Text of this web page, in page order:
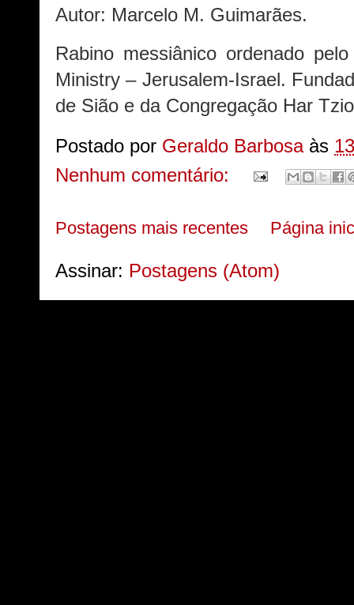
Autor: Marcelo M. Guimarães.
Rabino messiânico ordenado
Ministry – Jerusalem-Israel.
de Sião e da Congregação Har
Postado por Geraldo Barbosa às
Nenhum comentário:
Postagens mais recentes Página
Assinar: Postagens (Atom)